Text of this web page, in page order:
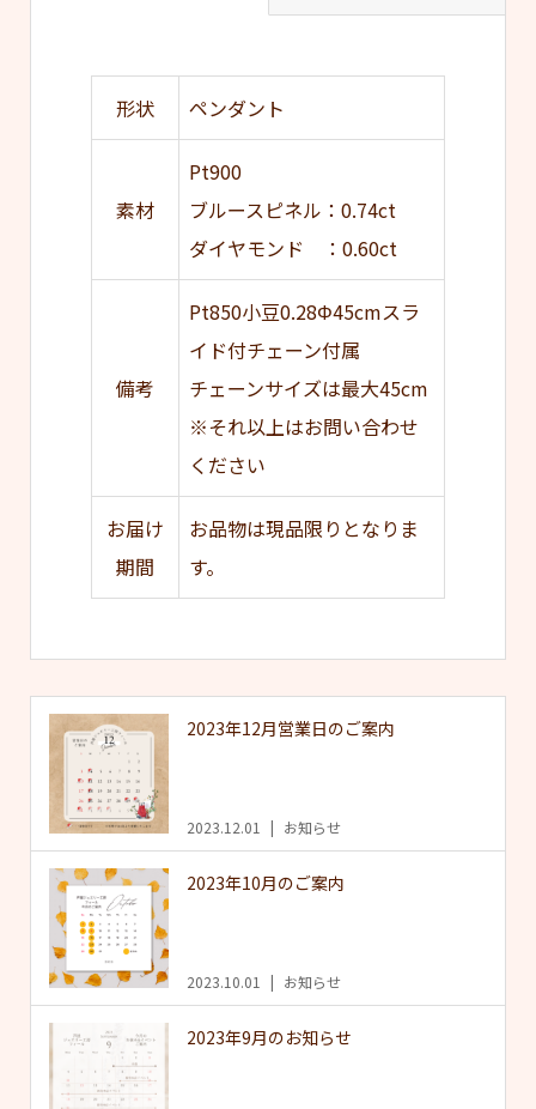
形状 ペンダント
素材
Pt900
ブルースピネル：0.74ct
ダイヤモンド ：0.60ct
備考
Pt850小豆0.28Φ45cmスラ
イド付チェーン付属
チェーンサイズは最大45cm
※それ以上はお問い合わせ
ください
お届け
期間
お品物は現品限りとなりま
す。
2023年12月営業日のご案内
2023.12.01 お知らせ
2023年10月のご案内
2023.10.01 お知らせ
2023年9月のお知らせ